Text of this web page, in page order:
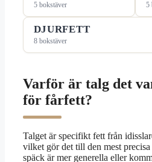
5 bokstäver 5
DJURFETT
8 bokstäver
Varför är talg det
för fårfett?
Talget är specifikt fett från
vilket gör det till den mest
späck är mer generella eller